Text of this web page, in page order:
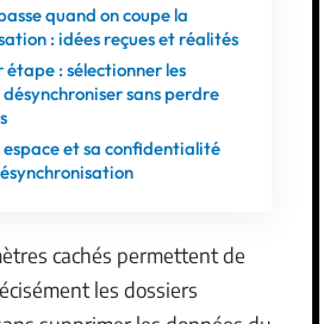
quand on coupe la
: idées reçues et réalités
: sélectionner les
désynchroniser sans perdre
espace et sa confidentialité
cachés permettent de
les dossiers